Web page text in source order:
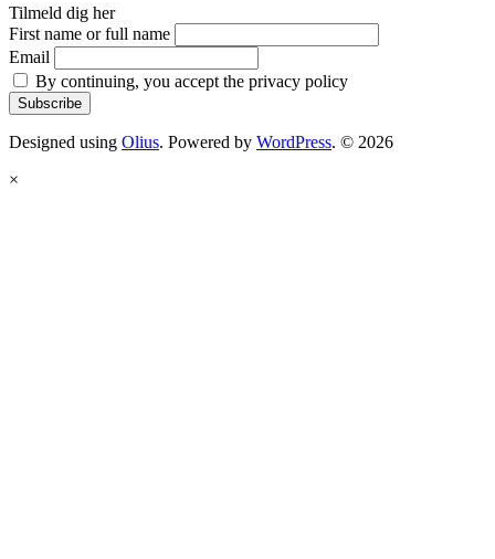
Tilmeld dig her
First name or full name
Email
By continuing, you accept the privacy policy
Designed using Olius. Powered by WordPress. © 2026
×